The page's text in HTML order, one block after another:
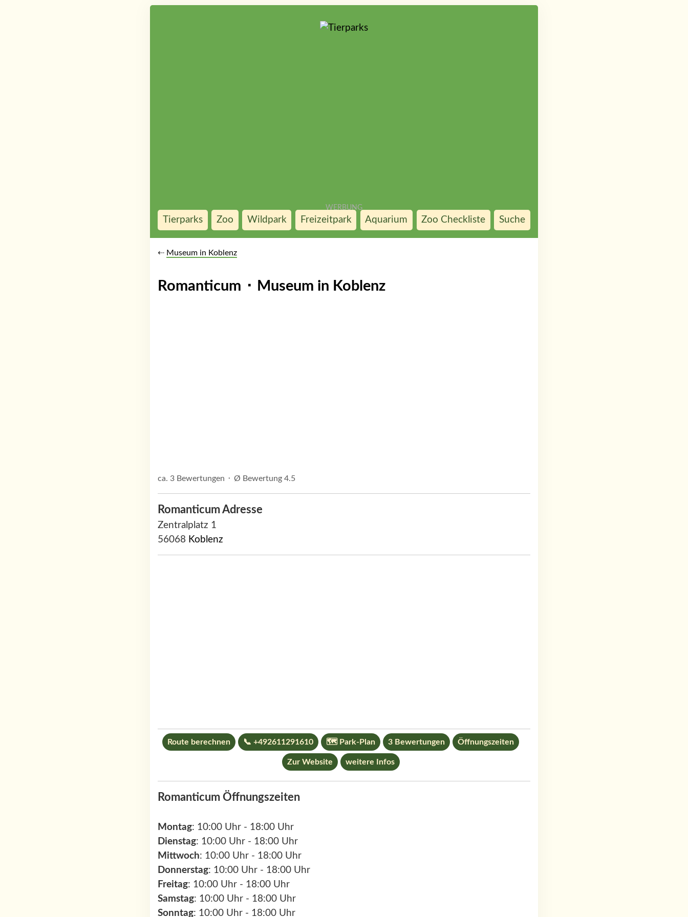
Tierparks Zoo Wildpark Freizeitpark Aquarium Zoo Checkliste Suche
⇠ Museum in Koblenz
Romanticum ⬝ Museum in Koblenz
ca. 3 Bewertungen ⬝ Ø Bewertung 4.5
Romanticum Adresse
Zentralplatz 1
56068 Koblenz
Route berechnen 📞 +492611291610 🗺 Park-Plan 3 Bewertungen Öffnungszeiten
Zur Website weitere Infos
Romanticum Öffnungszeiten
Montag: 10:00 Uhr - 18:00 Uhr
Dienstag: 10:00 Uhr - 18:00 Uhr
Mittwoch: 10:00 Uhr - 18:00 Uhr
Donnerstag: 10:00 Uhr - 18:00 Uhr
Freitag: 10:00 Uhr - 18:00 Uhr
Samstag: 10:00 Uhr - 18:00 Uhr
Sonntag: 10:00 Uhr - 18:00 Uhr